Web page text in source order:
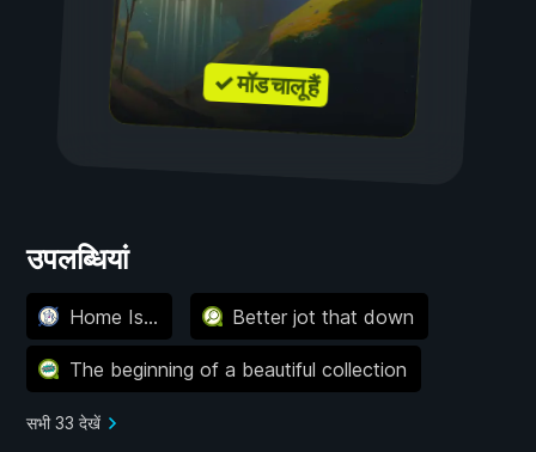
✓ मॉड चालू हैं
उपलब्धियां
Home Is... Better jot that down
The beginning of a beautiful collection
सभी 33 देखें